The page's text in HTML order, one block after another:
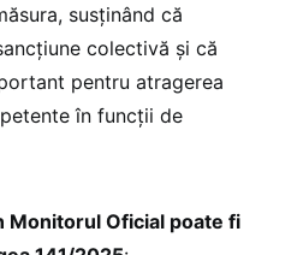
susținând că
colectivă și că
pentru atragerea
în funcții de
Monitorul Oficial poate fi